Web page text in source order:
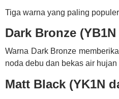
Tiga warna yang paling
Dark Bronze
Warna Dark Bronze
noda debu dan bekas air
Matt Black (YK1N